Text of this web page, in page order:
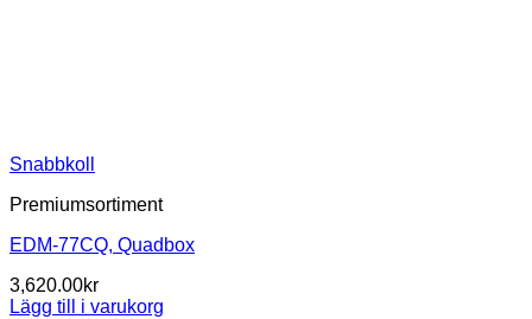
Snabbkoll
Premiumsortiment
EDM-77CQ, Quadbox
3,620.00kr
Lägg till i varukorg